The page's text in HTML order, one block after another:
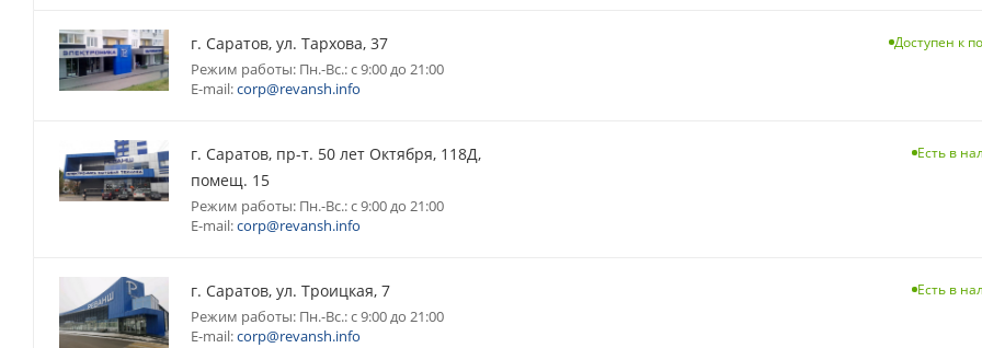
г. Саратов, ул. Тархова, 37
Режим работы: Пн.-Вс.: с 9:00 до 21:00
E-mail:corp@revansh.info
Доступен к
г. Саратов, пр-т. 50 лет Октября, 118Д,
помещ. 15
Режим работы: Пн.-Вс.: с 9:00 до 21:00
E-mail:corp@revansh.info
Есть в
г. Саратов, ул. Троицкая, 7
Режим работы: Пн.-Вс.: с 9:00 до 21:00
E-mail:corp@revansh.info
Есть в